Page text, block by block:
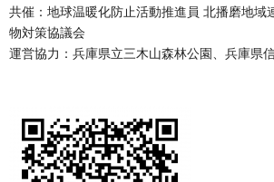
共催：地球温暖化防止活動推進員 北播磨地域
物対策協議会
運営協力：兵庫県立三木山森林公園、兵庫県